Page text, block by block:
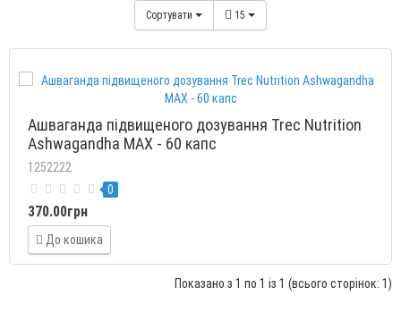
Сортувати 15
Ашваганда підвищеного дозування Trec Nutrition
Ashwagandha MAX - 60 капс
1252222
0
370.00грн
До кошика
Показано з 1 по 1 із 1 (всього сторінок: 1)